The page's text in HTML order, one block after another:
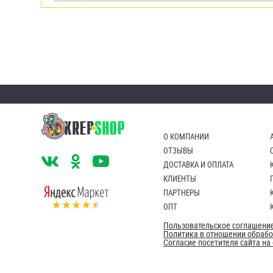
О КОМПАНИИ
ОТЗЫВЫ
ДОСТАВКА И ОПЛАТА
КЛИЕНТЫ
ПАРТНЕРЫ
ОПТ
Пользовательское
Политика в отношении
Согласие посетителя сайта